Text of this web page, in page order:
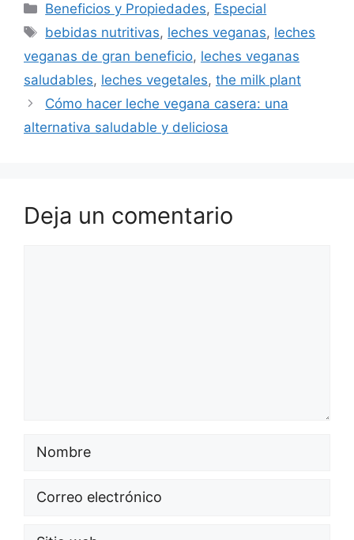
Beneficios y Propiedades, Especial
bebidas nutritivas, leches veganas, leches
veganas de gran beneficio, leches veganas
saludables, leches vegetales, the milk plant
Cómo hacer leche vegana casera: una
alternativa saludable y deliciosa
Deja un comentario